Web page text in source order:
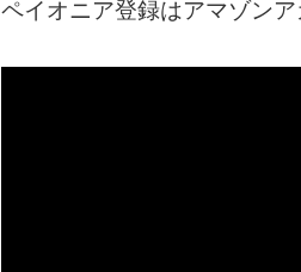
ペイオニア登録はアマゾン